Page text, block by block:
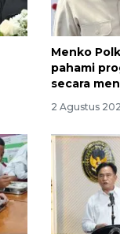
Menko
pahami
secara
2 Agustus